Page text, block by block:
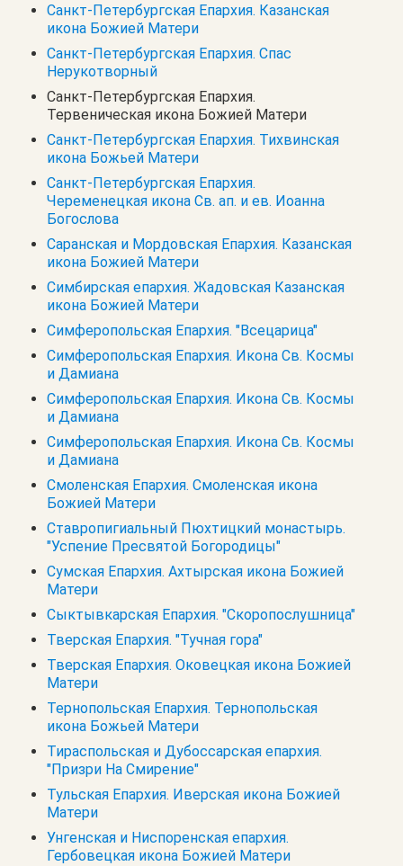
Санкт-Петербургская Епархия. Казанская
икона Божией Матери
Санкт-Петербургская Епархия. Спас
Нерукотворный
Санкт-Петербургская Епархия.
Тервеническая икона Божией Матери
Санкт-Петербургская Епархия. Тихвинская
икона Божьей Матери
Санкт-Петербургская Епархия.
Череменецкая икона Св. ап. и ев. Иоанна
Богослова
Саранская и Мордовская Епархия. Казанская
икона Божией Матери
Симбирская епархия. Жадовская Казанская
икона Божией Матери
Симферопольская Епархия. "Всецарица"
Симферопольская Епархия. Икона Св. Космы
и Дамиана
Симферопольская Епархия. Икона Св. Космы
и Дамиана
Симферопольская Епархия. Икона Св. Космы
и Дамиана
Смоленская Епархия. Смоленская икона
Божией Матери
Ставропигиальный Пюхтицкий монастырь.
"Успение Пресвятой Богородицы"
Сумская Епархия. Ахтырская икона Божией
Матери
Сыктывкарская Епархия. "Скоропослушница"
Тверская Епархия. "Тучная гора"
Тверская Епархия. Оковецкая икона Божией
Матери
Тернопольская Епархия. Тернопольская
икона Божьей Матери
Тираспольская и Дубоссарская епархия.
"Призри На Смирение"
Тульская Епархия. Иверская икона Божией
Матери
Унгенская и Ниспоренская епархия.
Гербовецкая икона Божией Матери